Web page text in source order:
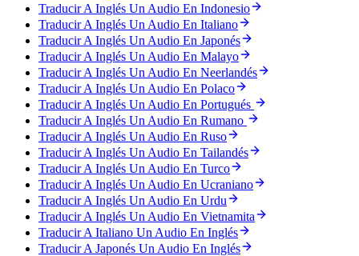
Traducir A Inglés Un Audio En Indonesio
Traducir A Inglés Un Audio En Italiano
Traducir A Inglés Un Audio En Japonés
Traducir A Inglés Un Audio En Malayo
Traducir A Inglés Un Audio En Neerlandés
Traducir A Inglés Un Audio En Polaco
Traducir A Inglés Un Audio En Portugués
Traducir A Inglés Un Audio En Rumano
Traducir A Inglés Un Audio En Ruso
Traducir A Inglés Un Audio En Tailandés
Traducir A Inglés Un Audio En Turco
Traducir A Inglés Un Audio En Ucraniano
Traducir A Inglés Un Audio En Urdu
Traducir A Inglés Un Audio En Vietnamita
Traducir A Italiano Un Audio En Inglés
Traducir A Japonés Un Audio En Inglés